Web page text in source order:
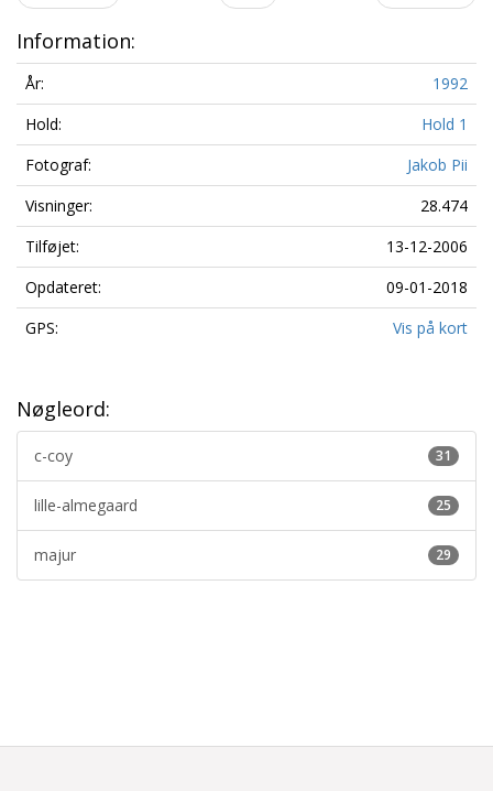
Information:
År:
1992
Hold:
Hold 1
Fotograf:
Jakob Pii
Visninger:
28.474
Tilføjet:
13-12-2006
Opdateret:
09-01-2018
GPS:
Vis på kort
Nøgleord:
31
c-coy
25
lille-almegaard
29
majur